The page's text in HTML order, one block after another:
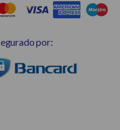
por: